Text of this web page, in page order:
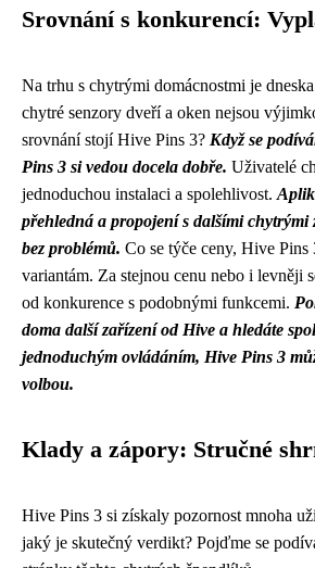
Srovnání s konkurencí:
Na trhu s chytrými domácnostmi je
chytré senzory dveří a oken nejsou
srovnání stojí Hive Pins 3? Když se
Pins 3 si vedou docela dobře. Uživatelé
jednoduchou instalaci a spolehlivost.
přehledná a propojení s dalšími
bez problémů. Co se týče ceny, Hive Pins
variantám. Za stejnou cenu nebo i levněji
od konkurence s podobnými funkcemi.
doma další zařízení od Hive a hledáte
jednoduchým ovládáním, Hive Pins 3
volbou.
Klady a zápory: Stručné
Hive Pins 3 si získaly pozornost mnoha
jaký je skutečný verdikt? Pojďme se